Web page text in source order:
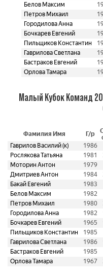
Белов Максим
Петров Михаил
Городилова Анна
Бочкарев Евгений
Пильщиков Константин
Гаврилова Светлана
Бастраков Евгений
Орлова Тамара
Малый Кубок Команд
Фамилия Имя Г/р
Гаврилов Василий (к)
1986
Рослякова Татьяна
1981
Моторин Антон
1979
Дмитриев Антон
1984
Бакай Евгений
1983
Белов Максим
1982
Петров Михаил
1980
Городилова Анна
1982
Бочкарев Евгений
1965
Пильщиков Константин
1985
Гаврилова Светлана
1986
Бастраков Евгений
1985
Орлова Тамара
1967